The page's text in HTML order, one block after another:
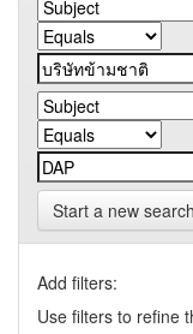
Start a new search
Add filters:
Use filters to refine